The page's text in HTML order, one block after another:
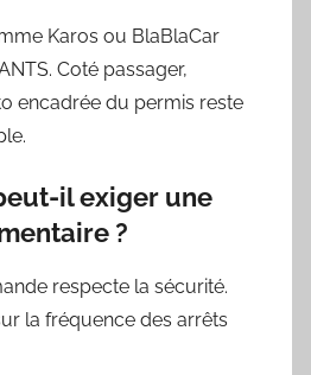
Karos ou BlaBlaCar
Coté passager,
encadrée du permis reste
il exiger une
?
respecte la sécurité.
la fréquence des arrêts